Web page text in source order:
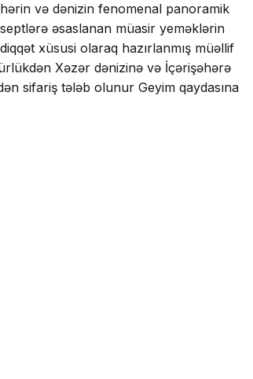
və dənizin fenomenal panoramik
əsaslanan müasir yeməklərin
xüsusi olaraq hazırlanmış müəllif
Xəzər dənizinə və İçərişəhərə
sifariş tələb olunur Geyim qaydasına